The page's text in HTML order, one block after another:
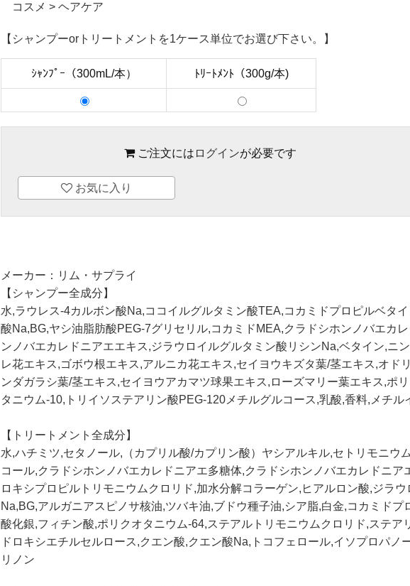
コスメ >ヘアケア
【シャンプーorトリートメントを1ケース単位でお選び下さい。】
ｼｬﾝﾌﾟｰ（300mL/本） ﾄﾘｰﾄﾒﾝﾄ（300g/本)
ご注文には ログインが必要です
お気に入り
メーカー：リム・サプライ
【シャンプー全成分】
水,ラウレス-4カルボン酸Na,ココイルグルタミン酸TEA,コカミドプロピルベタ
酸Na,BG,ヤシ油脂肪酸PEG-7グリセリル,コカミドMEA,クラドシホンノバエカ
ンノバエカレドニアエエキス,ジラウロイルグルタミン酸リシンNa,ベタイン,ニ
レ花エキス,ゴボウ根エキス,アルニカ花エキス,セイヨウキズタ葉/茎エキス,オド
ンダガラシ葉/茎エキス,セイヨウアカマツ球果エキス,ローズマリー葉エキス,ポ
タニウム-10,トリイソステアリン酸PEG-120メチルグルコース,乳酸,香料,メチル
【トリートメント全成分】
水,ハチミツ,セタノール,（カプリル酸/カプリン酸）ヤシアルキル,セトリモニウ
コール,クラドシホンノバエカレドニアエ多糖体,クラドシホンノバエカレドニア
ロキシプロピルトリモニウムクロリド,加水分解コラーゲン,ヒアルロン酸,ジラ
Na,BG,アルガニアスピノサ核油,ツバキ油,ブドウ種子油,シア脂,白金,コカミドプ
酸化銀,フィチン酸,ポリクオタニウム-64,ステアルトリモニウムクロリド,ステア
ドロキシエチルセルロース,クエン酸,クエン酸Na,トコフェロール,イソプロパノ
リノン